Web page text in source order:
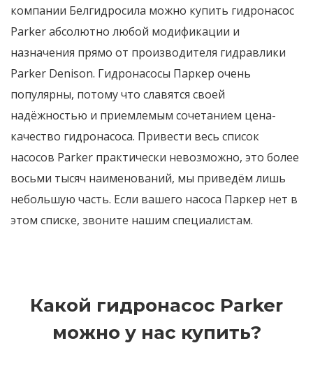
компании Белгидросила можно купить гидронасос
Parker абсолютно любой модификации и
назначения прямо от производителя гидравлики
Parker Denison. Гидронасосы Паркер очень
популярны, потому что славятся своей
надёжностью и приемлемым сочетанием цена-
качество гидронасоса. Привести весь список
насосов Parker практически невозможно, это более
восьми тысяч наименований, мы приведём лишь
небольшую часть. Если вашего насоса Паркер нет в
этом списке, звоните нашим специалистам.
Какой гидронасос Parker
можно у нас купить?